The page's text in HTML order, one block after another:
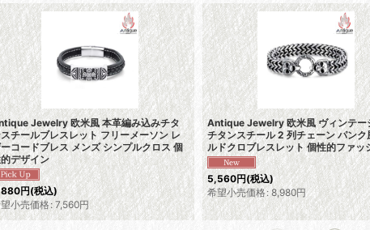
Jewelry 欧米風 本革編み込みチタ
チールブレスレット フリーメーソン レ
コードブレス メンズ シンプルクロス 個
デザイン
円(税込)
小売価格: 7,560円
Antique Jewelry 欧米風 ヴィンテー
チタンスチール 2 列チェーン パンク
ルドクロブレスレット 個性的ファッ
5,560円(税込)
希望小売価格: 8,980円